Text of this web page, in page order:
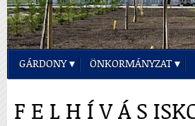
GÁRDONY ÖNKORMÁNYZAT
F E L H Í V Á S